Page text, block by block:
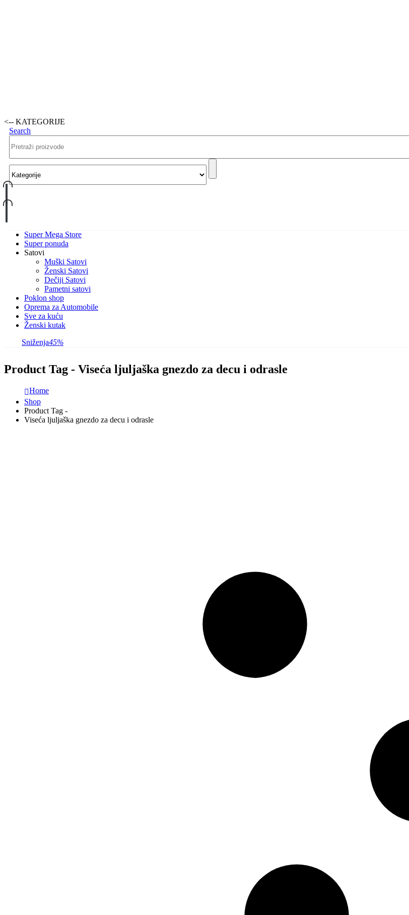
<-- KATEGORIJE
Search
Super Mega Store
Super ponuda
Satovi
Muški Satovi
Ženski Satovi
Dečiji Satovi
Pametni satovi
Poklon shop
Oprema za Automobile
Sve za kuću
Ženski kutak
Sniženja45%
Product Tag - Viseća ljuljaška gnezdo za decu i odrasle
Home
Shop
Product Tag -
Viseća ljuljaška gnezdo za decu i odrasle